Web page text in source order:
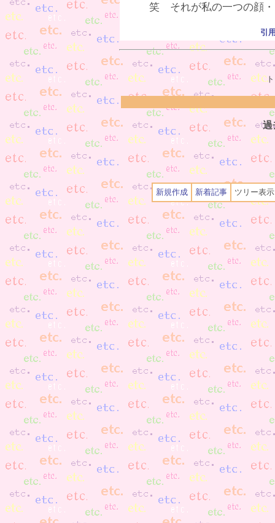
笑 それが私の一つの顔
引
過
新規作成 新着記事 ツリー表示